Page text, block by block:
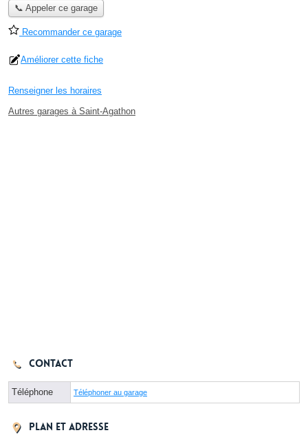
📞 Appeler ce garage
Recommander ce garage
Améliorer cette fiche
Renseigner les horaires
Autres garages à Saint-Agathon
Contact
Téléphone Téléphoner au garage
Plan et adresse